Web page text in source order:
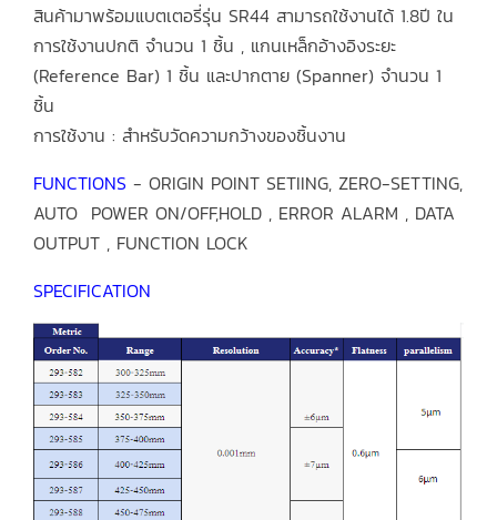
สินค้ามาพร้อมแบตเตอรี่รุ่น SR44 สามารถใช้งานได้ 1.8ปี ใน
การใช้งานปกติ จำนวน 1 ชิ้น , แกนเหล็กอ้างอิงระยะ
(Reference Bar) 1 ชิ้น และปากตาย (Spanner) จำนวน 1
ชิ้น
การใช้งาน : สำหรับวัดความกว้างของชิ้นงาน
FUNCTIONS - ORIGIN POINT SETIING, ZERO-SETTING,
AUTO POWER ON/OFF,HOLD , ERROR ALARM , DATA
OUTPUT , FUNCTION LOCK
SPECIFICATION